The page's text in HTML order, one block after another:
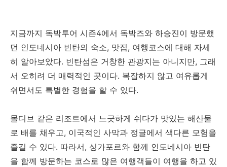
지금까지 독박투어 시즌4에서 독박즈와 하승진이 방문했
던 인도네시아 빈탄의 숙소, 맛집, 여행코스에 대해 자세
히 알아보았다. 빈탄섬은 거창한 관광지는 아니지만, 그래
서 오히려 더 매력적인 곳이다. 복잡하지 않고 여유롭게
쉬면서도 특별한 경험을 할 수 있다.
몰디브 같은 리조트에서 느긋하게 쉬다가 맛있는 해산물
로 배를 채우고, 이국적인 사막과 정글에서 색다른 모험을
즐길 수 있다. 따라서, 싱가포르와 함께 인도네시아 빈탄
을 함께 방문하는 코스로 많은 여행객들이 여행을 하고 있